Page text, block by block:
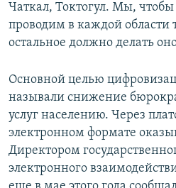
Чаткал, Токтогул. Мы, чтобы
проводим в каждой области
остальное должно делать
Основной целью
называли снижение
услуг населению. Через
электронном формате
Директором
электронного